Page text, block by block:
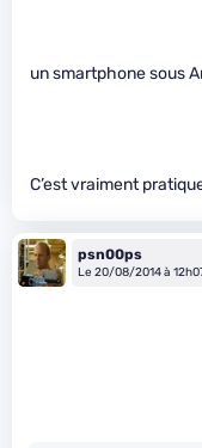
un smartphone sous
C’est vraiment
psn00ps
Le 20/08/2014 à